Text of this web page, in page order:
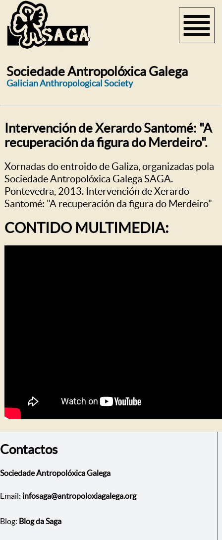
Sociedade Antropolóxica Galega
Galician Anthropological Society
Intervención de Xerardo Santomé: "A
recuperación da figura do Merdeiro".
Xornadas do entroido de Galiza, organizadas pola
Sociedade Antropolóxica Galega SAGA.
Pontevedra, 2013. Intervención de Xerardo
Santomé: "A recuperación da figura do Merdeiro"
CONTIDO MULTIMEDIA:
Contactos
Sociedade Antropolóxica Galega
Email: infosaga@antropoloxiagalega.org
Blog: Blog da Saga